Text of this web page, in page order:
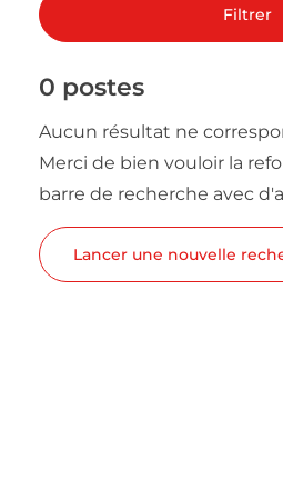
Filtrer
0 postes
Aucun résultat ne
Merci de bien vouloir la
barre de recherche avec
Lancer une nouvelle